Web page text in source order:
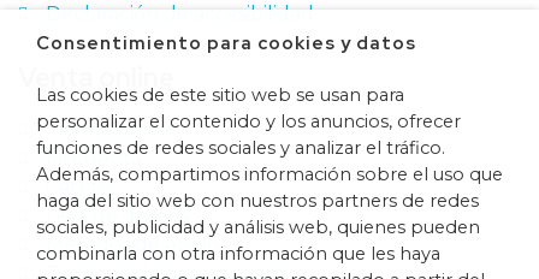
Declaración de accesibilidad
Tienda online
Mi cuenta
Carrito
Lista de deseos
Métodos de envío
Derecho de desestimiento
Consentimiento para cookies y datos
Las cookies de este sitio web se usan para
personalizar el contenido y los anuncios, ofrecer
funciones de redes sociales y analizar el tráfico.
Además, compartimos información sobre el uso que
haga del sitio web con nuestros partners de redes
sociales, publicidad y análisis web, quienes pueden
combinarla con otra información que les haya